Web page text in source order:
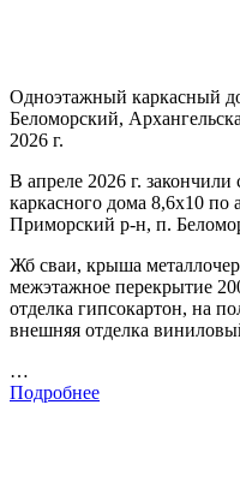
Одноэтажный каркасный
Беломорский,
2026 г.
В апреле 2026 г. закончили
каркасного дома 8,6х10 по
Приморский р-н, п.
Жб сваи, крыша
межэтажное перекрытие
отделка гипсокартон, на
внешняя отделка
…
Подробнее